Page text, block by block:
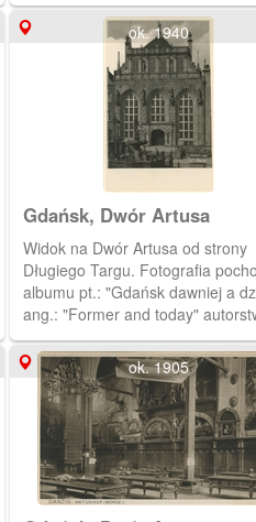
ok. 1940
Gdańsk, Dwór Artusa
Widok na Dwór Artusa od strony
Długiego Targu. Fotografia
albumu pt.: "Gdańsk dawniej a
ang.: "Former and today"
Dobrzykowskiego. W kartonowej
kopercie w kolorze szałwiowej zieleni
jest 14 zdjęć przedwojennego i
powojennego, zruinowanego
Napisy na okładce albumu są
wytłoczone i pozłocone.
ok. 1905